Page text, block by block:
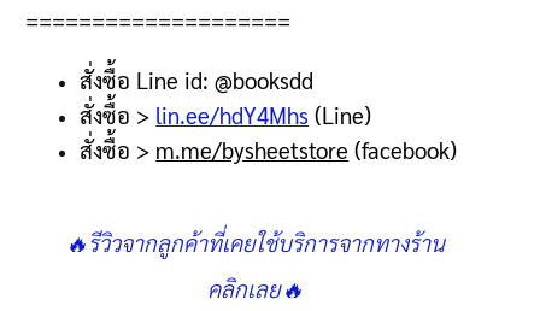
====================
สั่งซื้อ Line id: @booksdd
สั่งซื้อ > lin.ee/hdY4Mhs (Line)
สั่งซื้อ > m.me/bysheetstore (facebook)
🔥รีวิวจากลูกค้าที่เคยใช้บริการจากทางร้าน
คลิกเลย🔥